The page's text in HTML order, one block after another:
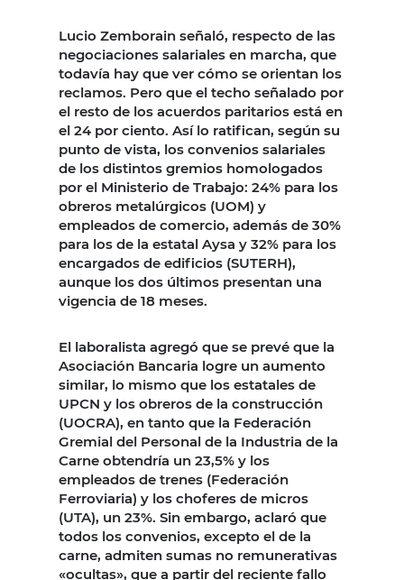
Lucio Zemborain señaló, respecto de las
negociaciones salariales en marcha, que
todavía hay que ver cómo se orientan los
reclamos. Pero que el techo señalado por
el resto de los acuerdos paritarios está en
el 24 por ciento. Así lo ratifican, según su
punto de vista, los convenios salariales
de los distintos gremios homologados
por el Ministerio de Trabajo: 24% para los
obreros metalúrgicos (UOM) y
empleados de comercio, además de 30%
para los de la estatal Aysa y 32% para los
encargados de edificios (SUTERH),
aunque los dos últimos presentan una
vigencia de 18 meses.
El laboralista agregó que se prevé que la
Asociación Bancaria logre un aumento
similar, lo mismo que los estatales de
UPCN y los obreros de la construcción
(UOCRA), en tanto que la Federación
Gremial del Personal de la Industria de la
Carne obtendría un 23,5% y los
empleados de trenes (Federación
Ferroviaria) y los choferes de micros
(UTA), un 23%. Sin embargo, aclaró que
todos los convenios, excepto el de la
carne, admiten sumas no remunerativas
«ocultas», que a partir del reciente fallo